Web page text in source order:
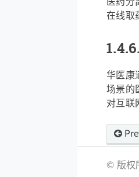
在线取
1.4.6.
华医康
场景的
对互联
© 版权